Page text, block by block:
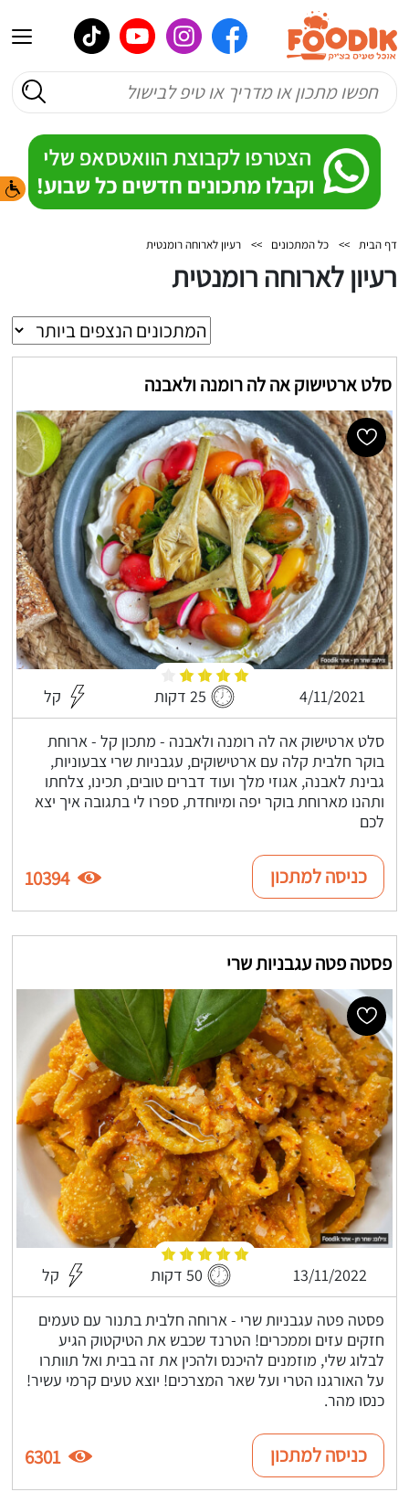
דף הבית >> כל המתכונים >> רעיון לארוחה רומנטית
רעיון לארוחה רומנטית
סלט ארטישוק אה לה רומנה ולאבנה
4/11/2021 25 דקות קל
סלט ארטישוק אה לה רומנה ולאבנה - מתכון קל - ארוחת
בוקר חלבית קלה עם ארטישוקים, עגבניות שרי צבעוניות,
גבינת לאבנה, אגוזי מלך ועוד דברים טובים, תכינו, צלחתו
ותהנו מארוחת בוקר יפה ומיוחדת, ספרו לי בתגובה איך יצא
לכם
כניסה למתכון 10394
פסטה פטה עגבניות שרי
13/11/2022 50 דקות קל
פסטה פטה עגבניות שרי - ארוחה חלבית בתנור עם טעמים
חזקים עזים וממכרים! הטרנד שכבש את הטיקטוק הגיע
לבלוג שלי, מוזמנים להיכנס ולהכין את זה בבית ואל תוותרו
על האורגנו הטרי ועל שאר המצרכים! יוצא טעים קרמי עשיר!
כנסו מהר.
כניסה למתכון 6301